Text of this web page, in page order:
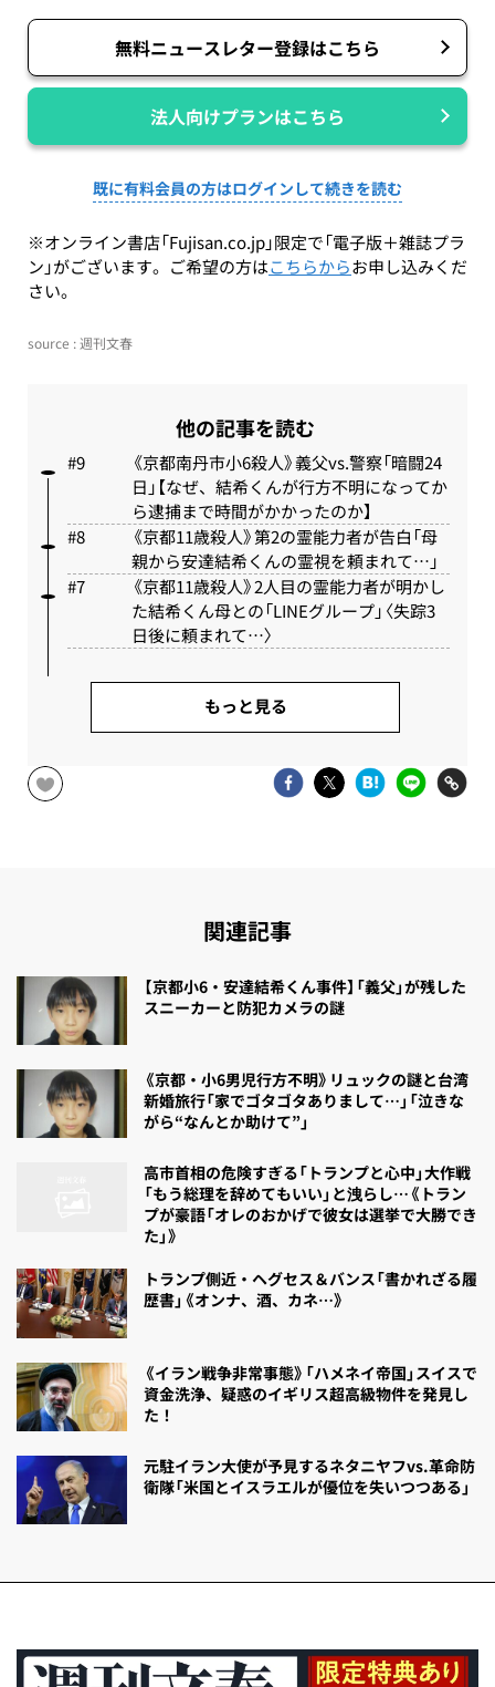
無料ニュースレター登録はこちら
法人向けプランはこちら
既に有料会員の方はログインして続きを読む
※オンライン書店「Fujisan.co.jp」限定で「電子版＋雑誌プラ
ン」がございます。ご希望の方はこちらからお申し込みくだ
さい。
source : 週刊文春
他の記事を読む
《京都南丹市小6殺人》義父vs.警察「暗闘24
日」【なぜ、結希くんが行方不明になってか
ら逮捕まで時間がかかったのか】
《京都11歳殺人》第2の霊能力者が告白「母
親から安達結希くんの霊視を頼まれて…」
《京都11歳殺人》2人目の霊能力者が明かし
た結希くん母との「LINEグループ」〈失踪3
日後に頼まれて…〉
もっと見る
関連記事
【京都小6・安達結希くん事件】「義父」が残した
スニーカーと防犯カメラの謎
《京都・小6男児行方不明》リュックの謎と台湾
新婚旅行「家でゴタゴタありまして…」「泣きな
がら“なんとか助けて”」
高市首相の危険すぎる「トランプと心中」大作戦
「もう総理を辞めてもいい」と洩らし…《トラン
プが豪語「オレのおかげで彼女は選挙で大勝でき
た」》
トランプ側近・ヘグセス＆バンス「書かれざる履
歴書」《オンナ、酒、カネ…》
《イラン戦争非常事態》「ハメネイ帝国」スイスで
資金洗浄、疑惑のイギリス超高級物件を発見し
た！
元駐イラン大使が予見するネタニヤフvs.革命防
衛隊「米国とイスラエルが優位を失いつつある」